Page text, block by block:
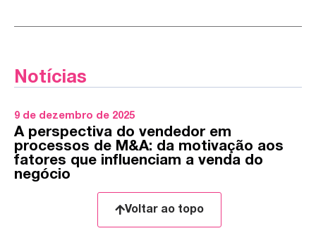
Notícias
9 de dezembro de 2025
A perspectiva do vendedor em
processos de M&A: da motivação aos
fatores que influenciam a venda do
negócio
Voltar ao topo